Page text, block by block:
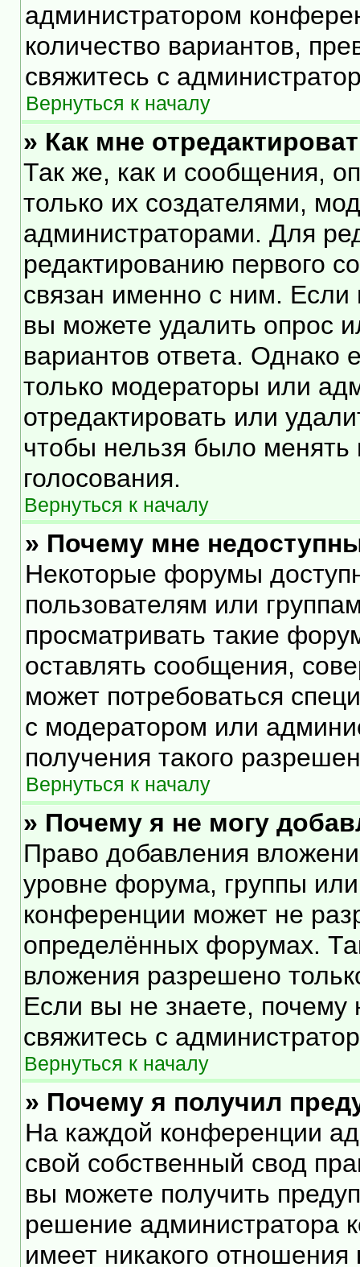
администратором
количество вариантов,
свяжитесь с
Вернуться к началу
» Как мне
Так же, как и сообщения,
только их создателями,
администраторами. Для
редактированию первого
связан именно с ним. Если
вы можете удалить опрос
вариантов ответа. Однако
только модераторы или
отредактировать или
чтобы нельзя было менять
голосования.
Вернуться к началу
» Почему мне
Некоторые форумы
пользователям или
просматривать такие
оставлять сообщения,
может потребоваться
с модератором или
получения такого
Вернуться к началу
» Почему я не могу
Право добавления
уровне форума, группы
конференции может не
определённых форумах.
вложения разрешено
Если вы не знаете,
свяжитесь с
Вернуться к началу
» Почему я получил
На каждой конференции
свой собственный свод
вы можете получить
решение администратора
имеет никакого